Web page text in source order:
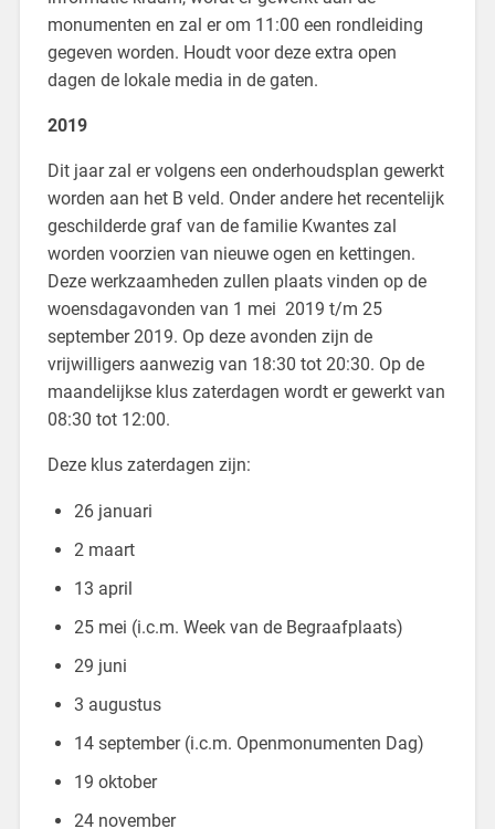
monumenten en zal er om 11:00 een rondleiding
gegeven worden. Houdt voor deze extra open
dagen de lokale media in de gaten.
2019
Dit jaar zal er volgens een onderhoudsplan gewerkt
worden aan het B veld. Onder andere het recentelijk
geschilderde graf van de familie Kwantes zal
worden voorzien van nieuwe ogen en kettingen.
Deze werkzaamheden zullen plaats vinden op de
woensdagavonden van 1 mei 2019 t/m 25
september 2019. Op deze avonden zijn de
vrijwilligers aanwezig van 18:30 tot 20:30. Op de
maandelijkse klus zaterdagen wordt er gewerkt van
08:30 tot 12:00.
Deze klus zaterdagen zijn:
26 januari
2 maart
13 april
25 mei (i.c.m. Week van de Begraafplaats)
29 juni
3 augustus
14 september (i.c.m. Openmonumenten Dag)
19 oktober
24 november